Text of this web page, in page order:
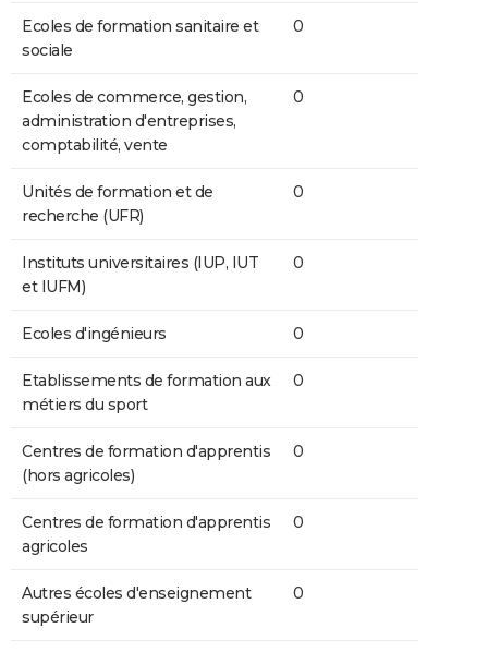
Ecoles de formation sanitaire et
sociale
0
Ecoles de commerce, gestion,
administration d'entreprises,
comptabilité, vente
0
Unités de formation et de
recherche (UFR)
0
Instituts universitaires (IUP, IUT
et IUFM)
0
Ecoles d'ingénieurs 0
Etablissements de formation aux
métiers du sport
0
Centres de formation d'apprentis
(hors agricoles)
0
Centres de formation d'apprentis
agricoles
0
Autres écoles d'enseignement
supérieur
0